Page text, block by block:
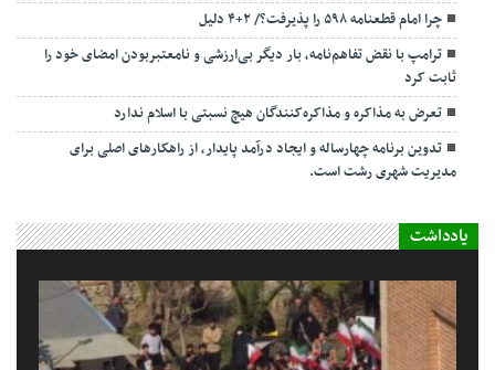
چرا امام قطعنامه ۵۹۸ را پذیرفت؟/ ۲+۴ دلیل
ترامپ با نقض تفاهم‌نامه، بار دیگر بی‌ارزشی و نامعتبربودن امضای خود را
ثابت کرد
تعرض به مذاکره و مذاکره‌کنندگان هیچ نسبتی با اسلام ندارد
تدوین برنامه چهارساله و ایجاد درآمد پایدار، از راهکارهای اصلی برای
مدیریت شهری رشت است.
یادداشت